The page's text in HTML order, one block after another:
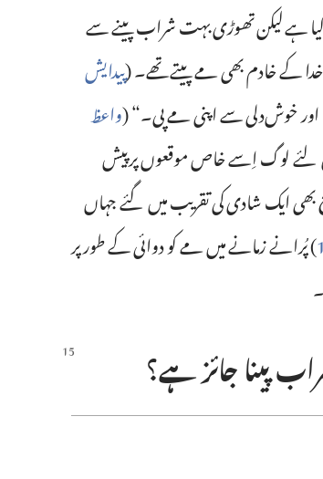
ہے لیکن تھوڑی بہت شراب پینے سے
کے خادم بھی مے پیتے تھے۔‏ (‏پیدایش
اور خوش‌دلی سے اپنی مے پی۔‏“‏ (‏واعظ
لوگ اِسے خاص موقعوں پر پیش
ایک شادی کی تقریب میں گئے جہاں
‏)‏ پُرانے زمانے میں مے کو دوائی کے طور پر
‏۔‏
پینا جائز ہے؟‏